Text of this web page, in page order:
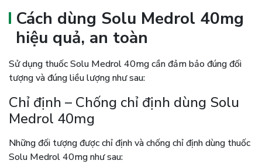
Cách dùng Solu Medrol 40mg
hiệu quả, an toàn
Sử dụng thuốc Solu Medrol 40mg cần đảm bảo đúng đối
tượng và đúng liều lượng như sau:
Chỉ định – Chống chỉ định dùng Solu
Medrol 40mg
Những đối tượng được chỉ định và chống chỉ định dùng thuốc
Solu Medrol 40mg như sau: